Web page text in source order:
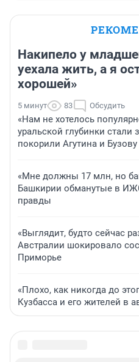
Накипело у
уехала жить, а я
хорошей»
5 минут 83 Обсудить
«Нам не хотелось
уральской глубинки
покорили Агутина и Бузову
«Мне должны 17 млн, но
Башкирии обманутые в
правды
«Выглядит, будто сейчас
Австралии шокировало
Приморье
«Плохо, как никогда до
Кузбасса и его жителей в